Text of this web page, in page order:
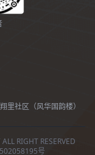
里社区（风华国韵楼）
RIGHT RESERVED
号